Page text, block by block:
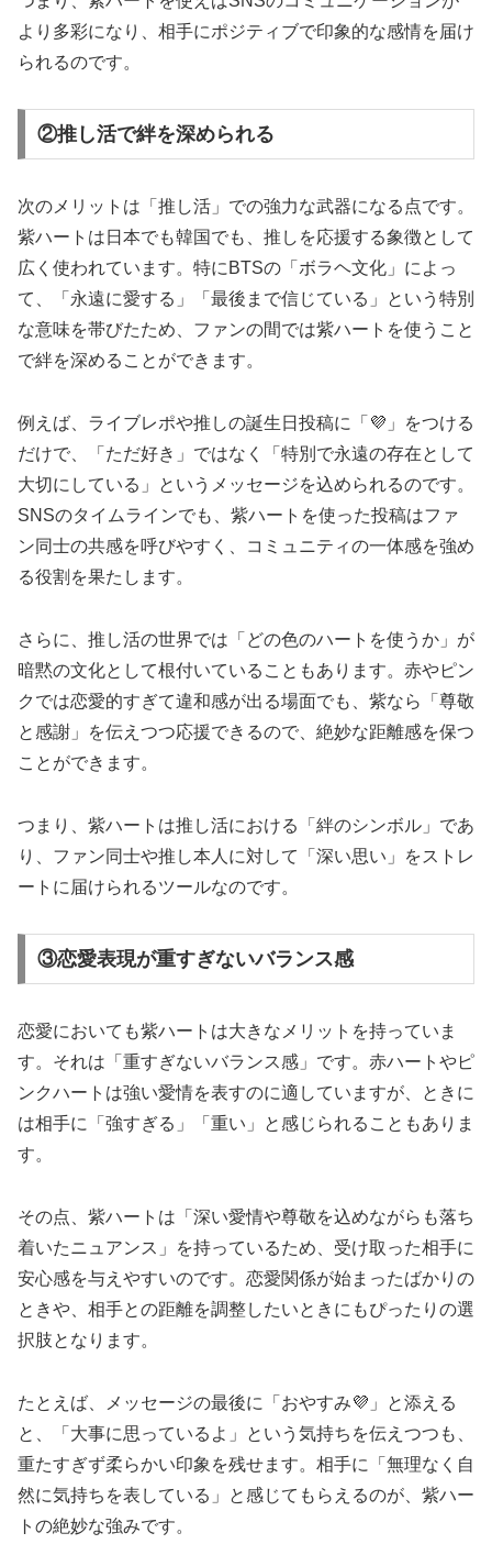
より多彩になり、相手にポジティブで印象的な感情を届け
られるのです。
②推し活で絆を深められる
次のメリットは「推し活」での強力な武器になる点です。
紫ハートは日本でも韓国でも、推しを応援する象徴として
広く使われています。特にBTSの「ボラヘ文化」によっ
て、「永遠に愛する」「最後まで信じている」という特別
な意味を帯びたため、ファンの間では紫ハートを使うこと
で絆を深めることができます。
例えば、ライブレポや推しの誕生日投稿に「💜」をつける
だけで、「ただ好き」ではなく「特別で永遠の存在として
大切にしている」というメッセージを込められるのです。
SNSのタイムラインでも、紫ハートを使った投稿はファ
ン同士の共感を呼びやすく、コミュニティの一体感を強め
る役割を果たします。
さらに、推し活の世界では「どの色のハートを使うか」が
暗黙の文化として根付いていることもあります。赤やピン
クでは恋愛的すぎて違和感が出る場面でも、紫なら「尊敬
と感謝」を伝えつつ応援できるので、絶妙な距離感を保つ
ことができます。
つまり、紫ハートは推し活における「絆のシンボル」であ
り、ファン同士や推し本人に対して「深い思い」をストレ
ートに届けられるツールなのです。
③恋愛表現が重すぎないバランス感
恋愛においても紫ハートは大きなメリットを持っていま
す。それは「重すぎないバランス感」です。赤ハートやピ
ンクハートは強い愛情を表すのに適していますが、ときに
は相手に「強すぎる」「重い」と感じられることもありま
す。
その点、紫ハートは「深い愛情や尊敬を込めながらも落ち
着いたニュアンス」を持っているため、受け取った相手に
安心感を与えやすいのです。恋愛関係が始まったばかりの
ときや、相手との距離を調整したいときにもぴったりの選
択肢となります。
たとえば、メッセージの最後に「おやすみ💜」と添える
と、「大事に思っているよ」という気持ちを伝えつつも、
重たすぎず柔らかい印象を残せます。相手に「無理なく自
然に気持ちを表している」と感じてもらえるのが、紫ハー
トの絶妙な強みです。